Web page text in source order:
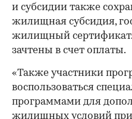
и субсидии также
жилищная субсидия,
жилищный
зачтены в счет оплаты.
«Также участники
воспользоваться
программами для
жилищных условий при